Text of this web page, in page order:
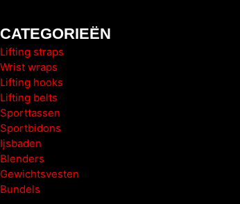
CATEGORIEËN
Lifting straps
Wrist wraps
Lifting hooks
Lifting belts
Sporttassen
Sportbidons
Ijsbaden
Blenders
Gewichtsvesten
Bundels